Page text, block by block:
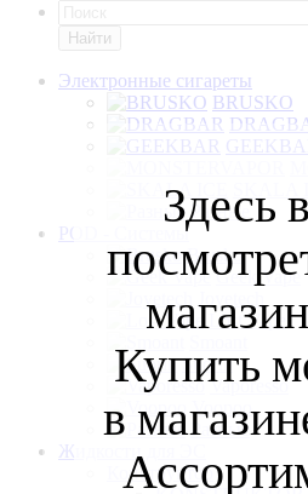
Найти
Электронные сигареты
BRUSKO
Разные
POD - Системы
Brusko
Geek Vape
Lost Vape
Suorin
Vaporesso
Voopoo
Разные
Жидкости для ЭС
Конструктор
Здесь
Купить
в